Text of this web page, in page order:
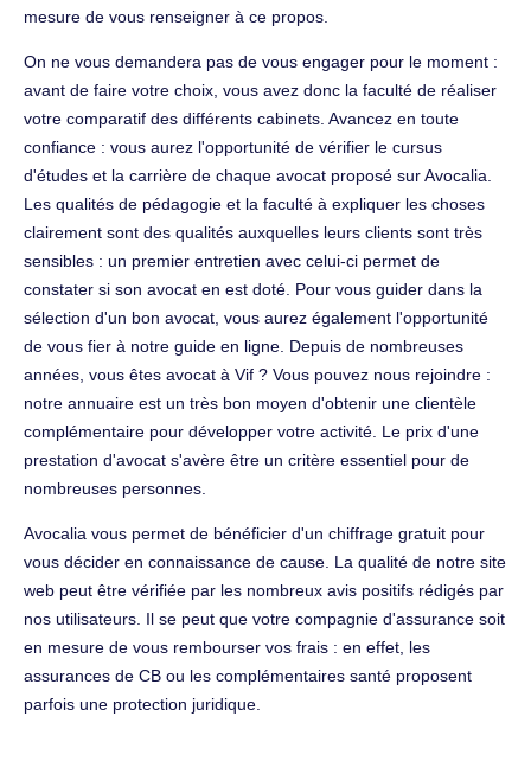
mesure de vous renseigner à ce propos.
On ne vous demandera pas de vous engager pour le moment :
avant de faire votre choix, vous avez donc la faculté de réaliser
votre comparatif des différents cabinets. Avancez en toute
confiance : vous aurez l'opportunité de vérifier le cursus
d'études et la carrière de chaque avocat proposé sur Avocalia.
Les qualités de pédagogie et la faculté à expliquer les choses
clairement sont des qualités auxquelles leurs clients sont très
sensibles : un premier entretien avec celui-ci permet de
constater si son avocat en est doté. Pour vous guider dans la
sélection d'un bon avocat, vous aurez également l'opportunité
de vous fier à notre guide en ligne. Depuis de nombreuses
années, vous êtes avocat à Vif ? Vous pouvez nous rejoindre :
notre annuaire est un très bon moyen d'obtenir une clientèle
complémentaire pour développer votre activité. Le prix d'une
prestation d'avocat s'avère être un critère essentiel pour de
nombreuses personnes.
Avocalia vous permet de bénéficier d'un chiffrage gratuit pour
vous décider en connaissance de cause. La qualité de notre site
web peut être vérifiée par les nombreux avis positifs rédigés par
nos utilisateurs. Il se peut que votre compagnie d'assurance soit
en mesure de vous rembourser vos frais : en effet, les
assurances de CB ou les complémentaires santé proposent
parfois une protection juridique.